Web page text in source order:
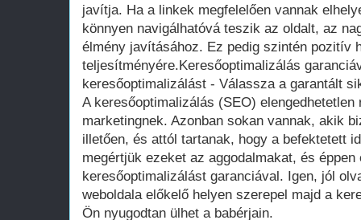
javítja. Ha a linkek megfelelően vannak
könnyen navigálhatóvá teszik az oldalt, az
élmény javításához. Ez pedig szintén pozitív
teljesítményére.Keresőoptimalizálás
keresőoptimalizálást - Válassza a garantált
A keresőoptimalizálás (SEO)
marketingnek. Azonban sokan vannak, akik
illetően, és attól tartanak, hogy a befektetett
megértjük ezeket az aggodalmakat, és
keresőoptimalizálást garanciával. Igen, jól
weboldala előkelő helyen szerepel majd a
Ön nyugodtan ülhet a babérjain.